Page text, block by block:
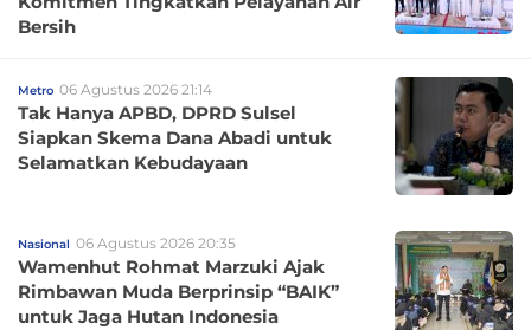
Bersih
Metro 06 Agustus 2026 21:14
Tak Hanya APBD, DPRD Sulsel
Siapkan Skema Dana Abadi untuk
Selamatkan Kebudayaan
Nasional 06 Agustus 2026 20:35
Wamenhut Rohmat Marzuki Ajak
Rimbawan Muda Berprinsip “BAIK”
untuk Jaga Hutan Indonesia